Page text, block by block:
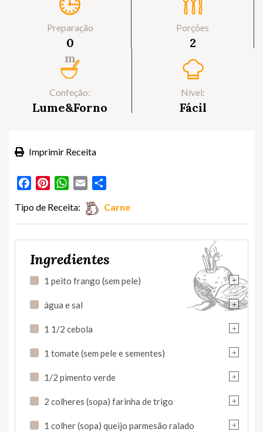
Preparação
0
m
Porções
2
Confeção:
Lume&Forno
Nível:
Fácil
Imprimir Receita
FacebookPinterestWhatsApp
Email
Tipo de Receita: Carne
Ingredientes
+
1 peito frango (sem pele)
+
água e sal
+
1 1/2 cebola
+
1 tomate (sem pele e sementes)
+
1/2 pimento verde
+
2 colheres (sopa) farinha de trigo
+
1 colher (sopa) queijo parmesão ralado